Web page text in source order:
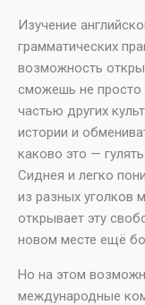
Изучение
грамматических
возможность
сможешь не просто
частью других
истории и
каково это —
Сиднея и легко
из разных уголков
открывает эту
новом месте ещё
Но на этом
международные